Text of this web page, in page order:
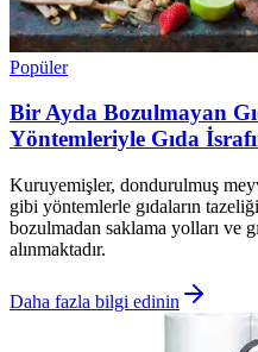
Popüler
Bir Ayda Bozulmayan
Yöntemleriyle Gıda
Kuruyemişler, dondurulmuş
gibi yöntemlerle gıdaların
bozulmadan saklama yolları ve
alınmaktadır.
Daha fazla bilgi edinin